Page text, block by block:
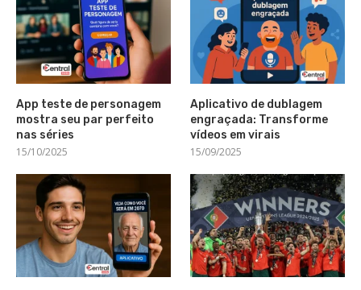
App teste de personagem
mostra seu par perfeito
nas séries
15/10/2025
Aplicativo de dublagem
engraçada: Transforme
vídeos em virais
15/09/2025